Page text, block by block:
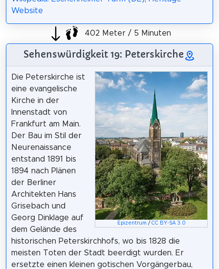
Website
402 Meter / 5 Minuten
Sehenswürdigkeit 19: Peterskirche
Epizentrum / CC BY-SA 3.0
Die Peterskirche ist
eine evangelische
Kirche in der
Innenstadt von
Frankfurt am Main.
Der Bau im Stil der
Neurenaissance
entstand 1891 bis
1894 nach Plänen
der Berliner
Architekten Hans
Grisebach und
Georg Dinklage auf
dem Gelände des
historischen Peterskirchhofs, wo bis 1828 die
meisten Toten der Stadt beerdigt wurden. Er
ersetzte einen kleinen gotischen Vorgängerbau,